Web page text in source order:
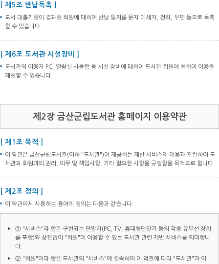
[ 제5조 반납독촉 ]
도서 대출기한이 경과한 회원에 대하여 반납 통지를 문자 메세지, 전화, 우편 등으로 독촉
할 수 있습니다.
[ 제6조 도서관 시설장비 ]
도서관의 이용자 PC, 열람실 사물함 등 시설 장비에 대하여 도서관 회원에 한하여 이용을
제한할 수 있습니다.
제2장 금산군립도서관 홈페이지 이용약관
[ 제1조 목적 ]
이 약관은 금산군립도서관(이하 "도서관")이 제공하는 제반 서비스의 이용과 관련하여 도
서관과 회원과의 권리, 의무 및 책임사항, 기타 필요한 사항을 규정함을 목적으로 합니다.
[ 제2조 정의 ]
이 약관에서 사용하는 용어의 정의는 다음과 같습니다.
① "서비스"라 함은 구현되는 단말기(PC, TV, 휴대형단말기 등의 각종 유무선 장치
를 포함)와 상관없이 "회원"이 이용할 수 있는 도서관 관련 제반 서비스를 의미합니
다.
② "회원"이라 함은 도서관의 "서비스"에 접속하여 이 약관에 따라 "도서관"과 이